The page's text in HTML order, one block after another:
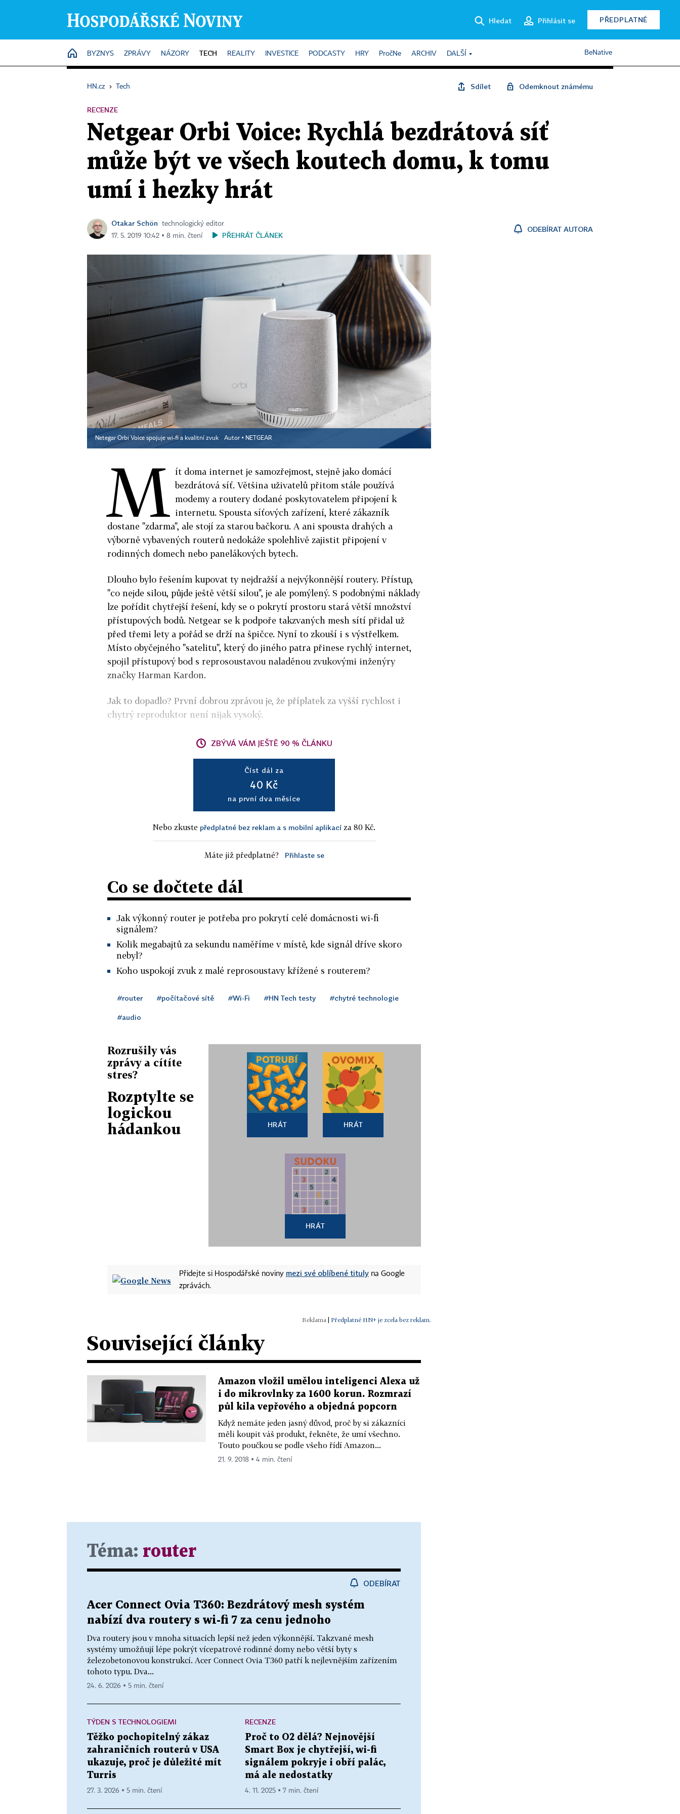
Hledat Přihlásit se PŘEDPLATNÉ
HOME
BYZNYS ZPRÁVY NÁZORY TECH REALITY INVESTICE PODCASTY HRY PročNe ARCHIV DALŠÍ BeNative
HN.cz › Tech Sdílet Odemknout známému
RECENZE
Netgear Orbi Voice: Rychlá bezdrátová síť
může být ve všech koutech domu, k tomu
umí i hezky hrát
Otakar Schön
technologický editor
17. 5. 2019 10:42 ▪ 8 min. čtení
PŘEHRÁT ČLÁNEK
ODEBÍRAT AUTORA
Netegar Orbi Voice spojuje wi-fi a kvalitní zvuk Autor ▪ NETGEAR
M ít doma internet je samozřejmost, stejně jako domácí
bezdrátová síť. Většina uživatelů přitom stále používá
modemy a routery dodané poskytovatelem připojení k
internetu. Spousta síťových zařízení, které zákazník
dostane "zdarma", ale stojí za starou bačkoru. A ani spousta drahých a
výborně vybavených routerů nedokáže spolehlivě zajistit připojení v
rodinných domech nebo panelákových bytech.
Dlouho bylo řešením kupovat ty nejdražší a nejvýkonnější routery. Přístup,
"co nejde silou, půjde ještě větší silou", je ale pomýlený. S podobnými náklady
lze pořídit chytřejší řešení, kdy se o pokrytí prostoru stará větší množství
přístupových bodů. Netgear se k podpoře takzvaných mesh sítí přidal už
před třemi lety a pořád se drží na špičce. Nyní to zkouší i s výstřelkem.
Místo obyčejného "satelitu", který do jiného patra přinese rychlý internet,
spojil přístupový bod s reprosoustavou naladěnou zvukovými inženýry
značky Harman Kardon.
Jak to dopadlo? První dobrou zprávou je, že příplatek za vyšší rychlost i
chytrý reproduktor není nijak vysoký.
ZBÝVÁ VÁM JEŠTĚ 90 % ČLÁNKU
Číst dál za
40 Kč
na první dva měsíce
Nebo zkuste předplatné bez reklam a s mobilní aplikací za 80 Kč.
Máte již předplatné? Přihlaste se
Co se dočtete dál
Jak výkonný router je potřeba pro pokrytí celé domácnosti wi-fi
signálem?
Kolik megabajtů za sekundu naměříme v místě, kde signál dříve skoro
nebyl?
Koho uspokojí zvuk z malé reprosoustavy křížené s routerem?
#router #počítačové sítě #Wi-Fi #HN Tech testy #chytré technologie
#audio
Rozrušily vás
zprávy a cítíte
stres?
Rozptylte se
logickou
hádankou
HRÁT HRÁT
HRÁT
Přidejte si Hospodářské noviny mezi své oblíbené tituly na Google
zprávách.
| Předplatné HN+ je zcela bez reklam.
Související články
Amazon vložil umělou inteligenci Alexa už
i do mikrovlnky za 1600 korun. Rozmrazí
půl kila vepřového a objedná popcorn
Když nemáte jeden jasný důvod, proč by si zákazníci
měli koupit váš produkt, řekněte, že umí všechno.
Touto poučkou se podle všeho řídí Amazon...
21. 9. 2018 ▪ 4 min. čtení
Téma: router
ODEBÍRAT
Acer Connect Ovia T360: Bezdrátový mesh systém
nabízí dva routery s wi-fi 7 za cenu jednoho
Dva routery jsou v mnoha situacích lepší než jeden výkonnější. Takzvané mesh
systémy umožňují lépe pokrýt vícepatrové rodinné domy nebo větší byty s
železobetonovou konstrukcí. Acer Connect Ovia T360 patří k nejlevnějším zařízením
tohoto typu. Dva...
24. 6. 2026 ▪ 5 min. čtení
TÝDEN S TECHNOLOGIEMI
Těžko pochopitelný zákaz
zahraničních routerů v USA
ukazuje, proč je důležité mít
Turris
27. 3. 2026 ▪ 5 min. čtení
RECENZE
Proč to O2 dělá? Nejnovější
Smart Box je chytřejší, wi-fi
signálem pokryje i obří palác,
má ale nedostatky
4. 11. 2025 ▪ 7 min. čtení